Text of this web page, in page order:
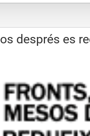
després es